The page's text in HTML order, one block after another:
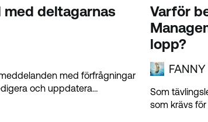
deltagarnas
med förfrågningar
och uppdatera
Varför
lopp?
Som
som krävs